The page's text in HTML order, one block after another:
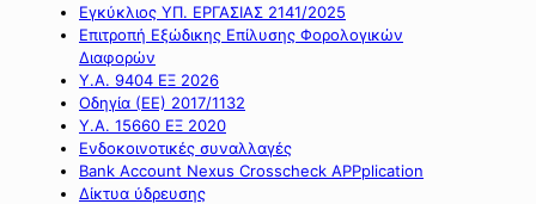
Εγκύκλιος ΥΠ. ΕΡΓΑΣΙΑΣ 2141/2025
Επιτροπή Εξώδικης Επίλυσης Φορολογικών
Διαφορών
Υ.Α. 9404 ΕΞ 2026
Οδηγία (ΕΕ) 2017/1132
Υ.Α. 15660 ΕΞ 2020
Ενδοκοινοτικές συναλλαγές
Bank Account Nexus Crosscheck APPplication
Δίκτυα ύδρευσης